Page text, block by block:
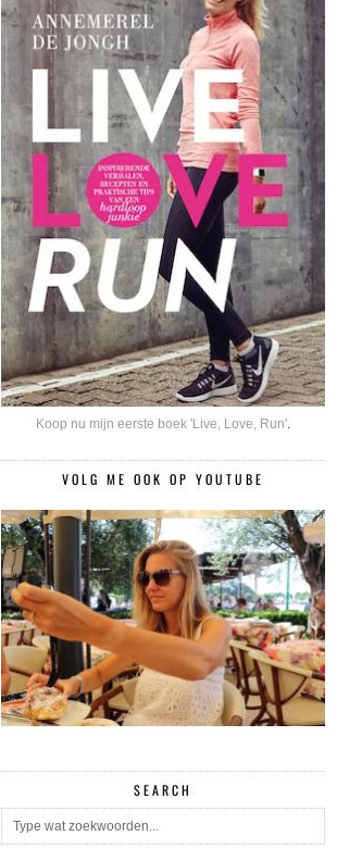
Koop nu mijn eerste boek 'Live, Love, Run'.
VOLG ME OOK OP YOUTUBE
SEARCH